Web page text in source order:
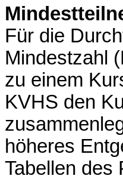
Für die
Mindestzahl
zu einem
KVHS den
höheres
Tabellen des